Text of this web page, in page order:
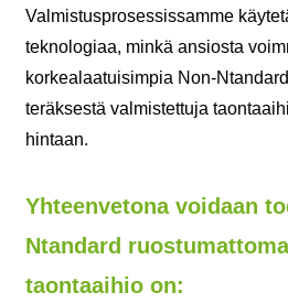
Valmistusprosessissamme
teknologiaa, minkä ansiosta
korkealaatuisimpia Non-
teräksestä valmistettuja
hintaan.
Yhteenvetona voidaan
Ntandard
taontaaihio on: